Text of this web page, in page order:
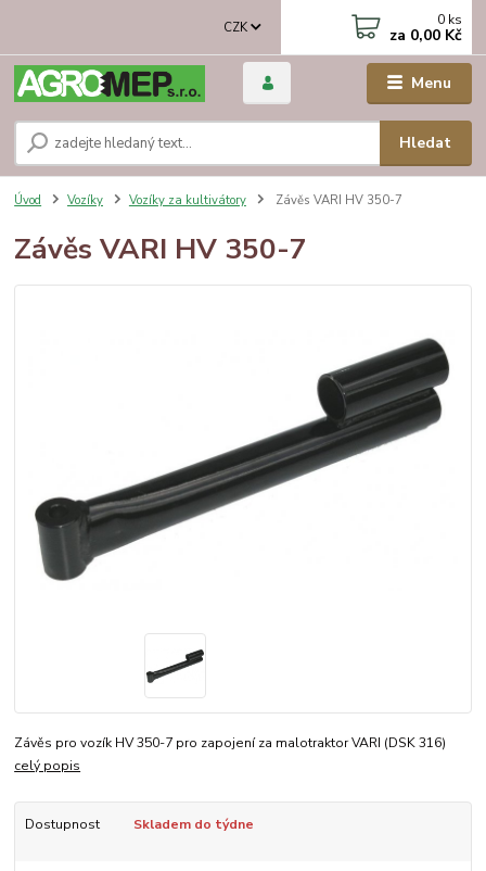
Menu
CZK
Hledat
0 ks
za 0,00 Kč
Úvod Vozíky Vozíky za kultivátory Závěs VARI HV 350-7
Závěs VARI HV 350-7
Závěs pro vozík HV 350-7 pro zapojení za malotraktor VARI (DSK 316)
celý popis
Dostupnost Skladem do týdne